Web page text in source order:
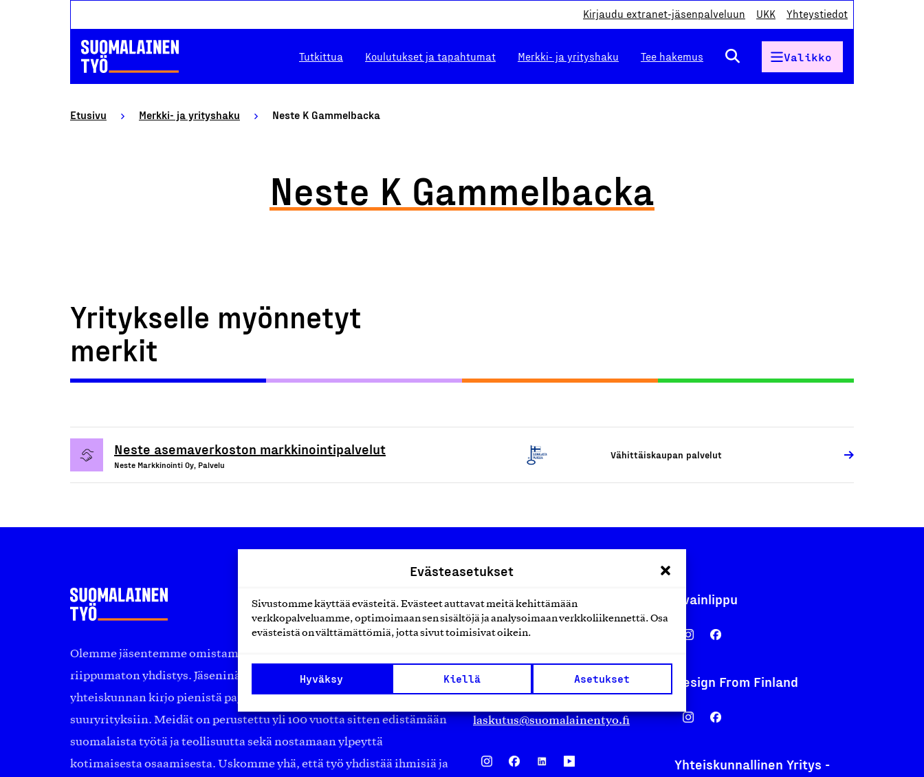
Evästeasetukset
Sivustomme käyttää evästeitä. Evästeet auttavat meitä kehittämään
verkkopalveluamme, optimoimaan sen sisältöjä ja analysoimaan verkkoliikennettä. Osa
evästeistä on välttämättömiä, jotta sivut toimisivat oikein.
Hyväksy Kiellä Asetukset
Kirjaudu extranet-jäsenpalveluun UKK Yhteystiedot
Tutkittua Koulutukset ja tapahtumat Merkki- ja yrityshaku Tee hakemus Valikko
Etusivu Merkki- ja yrityshaku Neste K Gammelbacka
Neste K Gammelbacka
Yritykselle myönnetyt
merkit
Neste asemaverkoston markkinointipalvelut
Neste Markkinointi Oy, Palvelu
Vähittäiskaupan palvelut
Olemme jäsentemme omistama puolueeton, työmarkkinajärjestöistä
riippumaton yhdistys. Jäseninämme on koko suomalaisen
yhteiskunnan kirjo pienistä pajoista ja yhteisöistä kansainvälisiin
suuryrityksiin. Meidät on perustettu yli 100 vuotta sitten edistämään
suomalaista työtä ja teollisuutta sekä nostamaan ylpeyttä
kotimaisesta osaamisesta. Uskomme yhä, että työ yhdistää ihmisiä ja
Suomalainen työ ry
Eteläranta 14,
Finland
asiakaspalvelu@suomalainentyo.fi
laskutus@suomalainentyo.fi
Avainlippu
Design From Finland
Yhteiskunnallinen Yritys -